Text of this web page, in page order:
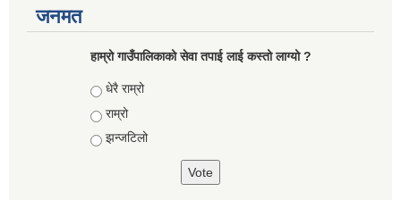
जनमत
हाम्रो गाउँपालिकाको सेवा तपाई लाई कस्तो लाग्यो ?
Choices
धेरै राम्रो
राम्रो
झन्जटिलो